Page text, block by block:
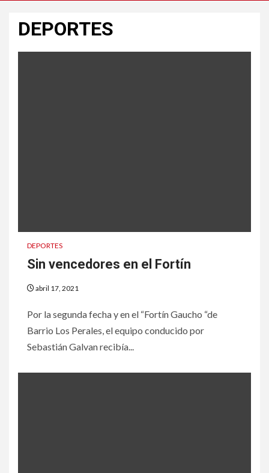
DEPORTES
DEPORTES
Sin vencedores en el Fortín
abril 17, 2021
Por la segunda fecha y en el “Fortín Gaucho “de
Barrio Los Perales, el equipo conducido por
Sebastián Galvan recibía...